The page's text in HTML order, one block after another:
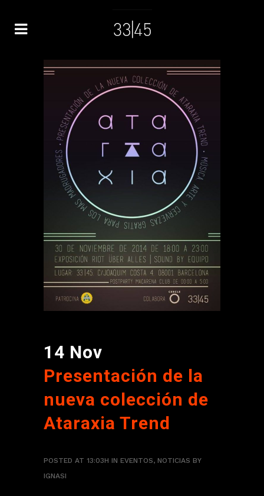
14 Nov
Presentación de la
nueva colección de
Ataraxia Trend
POSTED AT 13:03H IN EVENTOS, NOTICIAS BY
IGNASI